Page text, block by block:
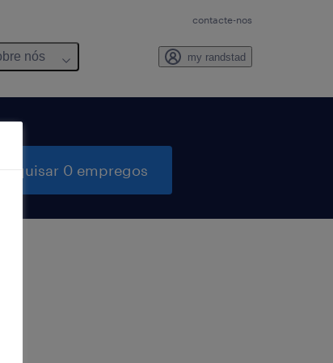
contacte-nos
nós my randstad
pesquisar 0 empregos